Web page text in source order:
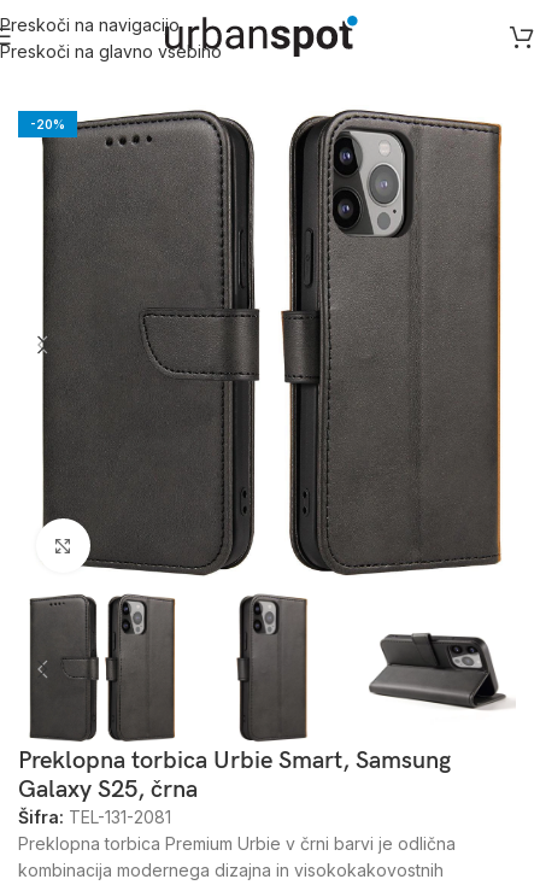
Preskoči na navigacijo
Preskoči na glavno vsebino
Domov/Samsung/Samsung S serija Galaxy S25
-20%
Kliknite za povečavo
Preklopna torbica Urbie Smart, Samsung
Galaxy S25, črna
Šifra: TEL-131-2081
Preklopna torbica Premium Urbie v črni barvi je odlična
kombinacija modernega dizajna in visokokakovostnih